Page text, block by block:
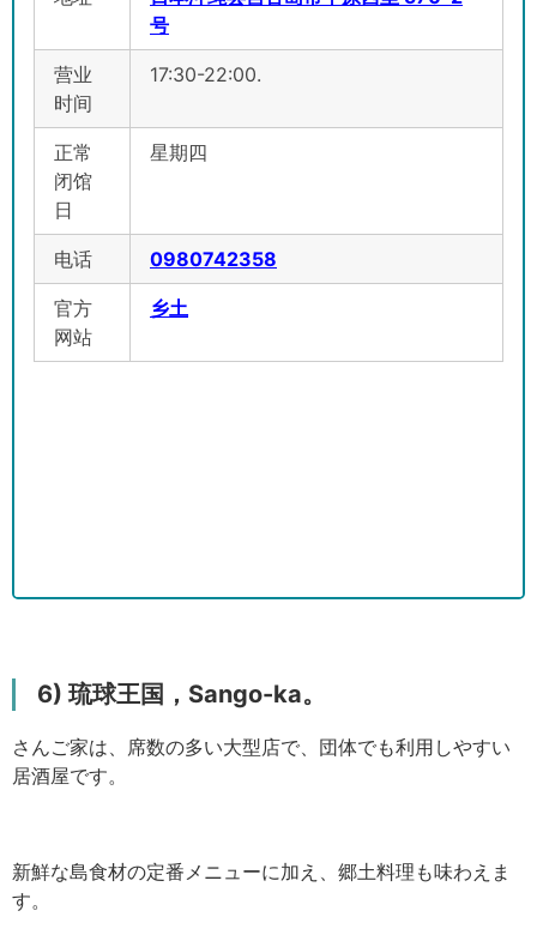
号
营业
时间
17:30-22:00.
正常
闭馆
日
星期四
电话 0980742358
官方
网站
乡土
6) 琉球王国，Sango-ka。
さんご家は、席数の多い大型店で、団体でも利用しやすい
居酒屋です。
新鮮な島食材の定番メニューに加え、郷土料理も味わえま
す。